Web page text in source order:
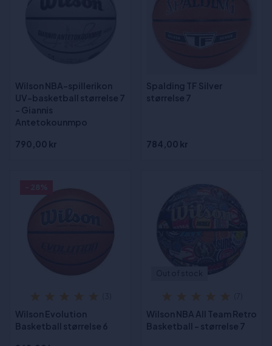
Wilson NBA-spillerikon
UV-basketball størrelse 7
- Giannis
Antetokounmpo
790,00 kr
Spalding TF Silver
størrelse 7
784,00 kr
Wilson Evolution
Basketball størrelse 6
Wilson NBA All Team Retro
Basketball - størrelse 7